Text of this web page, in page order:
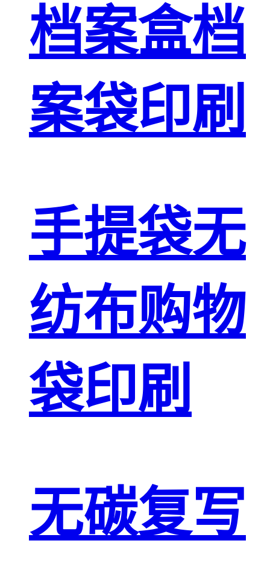
档案盒档
案袋印刷
手提袋无
纺布购物
袋印刷
无碳复写